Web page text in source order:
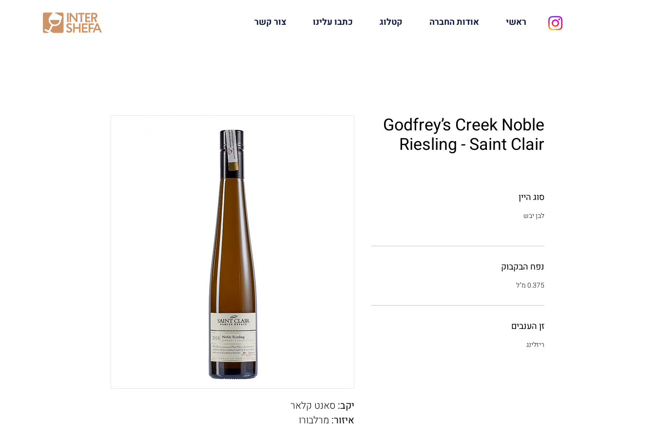
ראשי אודות החברה קטלוג כתבו עלינו צור קשר
יקב: סאנט קלאר
איזור: מרלבורו
Godfrey’s Creek Noble
Riesling - Saint Clair
סוג היין
לבן יבש
נפח הבקבוק
0.375 מ"ל
זן הענבים
ריזלינג